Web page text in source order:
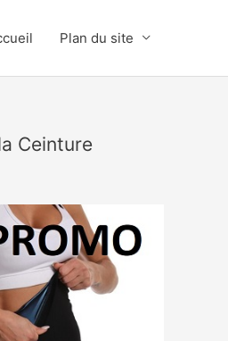
Plan du site
Ceinture